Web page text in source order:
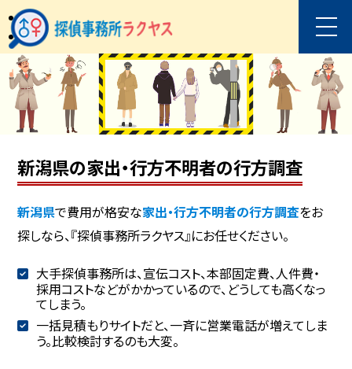
新潟県の家出・行方不明者の行方調査
新潟県で費用が格安な家出・行方不明者の行方調査をお
探しなら、『探偵事務所ラクヤス』にお任せください。
大手探偵事務所は、宣伝コスト、本部固定費、人件費・
採用コストなどがかかっているので、どうしても高くなっ
てしまう。
一括見積もりサイトだと、一斉に営業電話が増えてしま
う。比較検討するのも大変。